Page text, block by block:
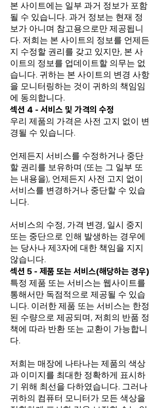
본 사이트에는 일부 과거 정보가 포함
될 수 있습니다. 과거 정보는 현재 정
보가 아니며 참고용으로만 제공됩니
다. 저희는 본 사이트의 정보를 언제든
지 수정할 권리를 갖고 있지만, 본 사
이트의 정보를 업데이트할 의무는 없
습니다. 귀하는 본 사이트의 변경 사항
을 모니터링하는 것이 귀하의 책임임
에 동의합니다.
섹션 4 - 서비스 및 가격의 수정
우리 제품의 가격은 사전 고지 없이 변
경될 수 있습니다.
언제든지 서비스를 수정하거나 중단
할 권리를 보유하며 (또는 그 일부 또
는 내용을), 언제든지 사전 고지 없이
서비스를 변경하거나 중단할 수 있습
니다.
서비스의 수정, 가격 변경, 일시 중지
또는 중단으로 인해 발생하는 경우에
는 당사나 제3자에 대한 책임을 지지
않습니다.
섹션 5 - 제품 또는 서비스(해당하는 경우)
특정 제품 또는 서비스는 웹사이트를
통해서만 독점적으로 제공될 수 있습
니다. 이러한 제품 또는 서비스는 한정
된 수량으로 제공되며, 저희의 반품 정
책에 따라 반환 또는 교환이 가능합니
다.
저희는 매장에 나타나는 제품의 색상
과 이미지를 최대한 정확하게 표시하
기 위해 최선을 다하였습니다. 그러나
귀하의 컴퓨터 모니터가 모든 색상을